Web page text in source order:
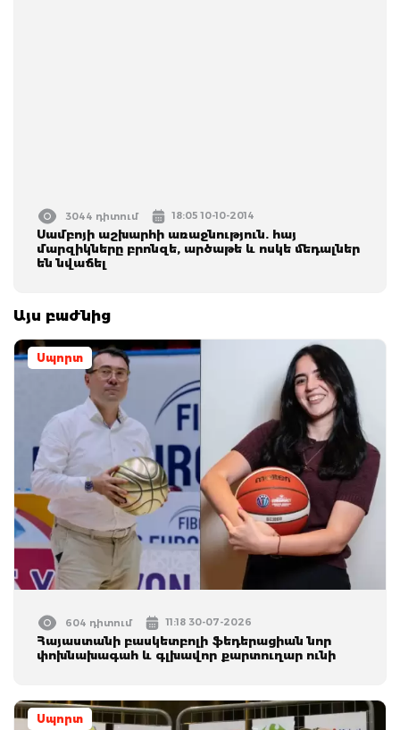
3044 դիտում 18:05 10-10-2014
Սամբոյի աշխարհի առաջնություն. հայ
մարզիկները բրոնզե, արծաթե և ոսկե մեդալներ
են նվաճել
Այս բաժնից
Սպորտ
604 դիտում 11:18 30-07-2026
Հայաստանի բասկետբոլի ֆեդերացիան նոր
փոխնախագահ և գլխավոր քարտուղար ունի
Սպորտ